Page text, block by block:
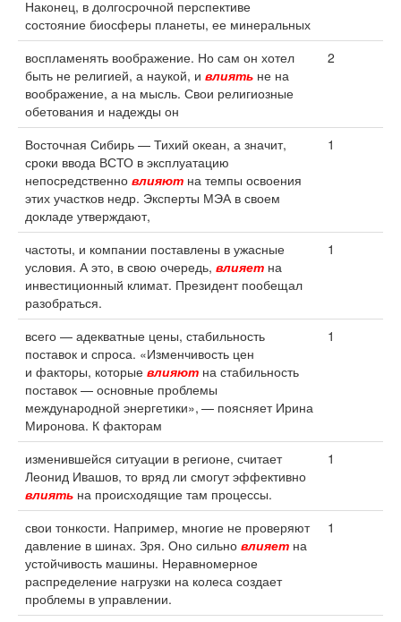
Наконец, в долгосрочной перспективе
состояние биосферы планеты, ее минеральных
воспламенять воображение. Но сам он хотел
быть не религией, а наукой, и влиять не на
воображение, а на мысль. Свои религиозные
обетования и надежды он
2
Восточная Сибирь — Тихий океан, а значит,
сроки ввода ВСТО в эксплуатацию
непосредственно влияют на темпы освоения
этих участков недр. Эксперты МЭА в своем
докладе утверждают,
1
частоты, и компании поставлены в ужасные
условия. А это, в свою очередь, влияет на
инвестиционный климат. Президент пообещал
разобраться.
1
всего — адекватные цены, стабильность
поставок и спроса. «Изменчивость цен
и факторы, которые влияют на стабильность
поставок — основные проблемы
международной энергетики», — поясняет Ирина
Миронова. К факторам
1
изменившейся ситуации в регионе, считает
Леонид Ивашов, то вряд ли смогут эффективно
влиять на происходящие там процессы.
1
свои тонкости. Например, многие не проверяют
давление в шинах. Зря. Оно сильно влияет на
устойчивость машины. Неравномерное
распределение нагрузки на колеса создает
проблемы в управлении.
1